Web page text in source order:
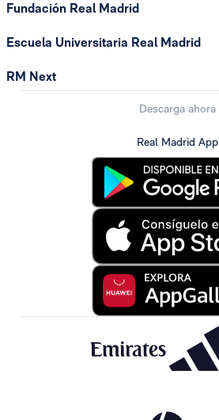
Fundación Real Madrid
Escuela Universitaria Real Madrid
RM Next
Descarga ahora
Real Madrid App